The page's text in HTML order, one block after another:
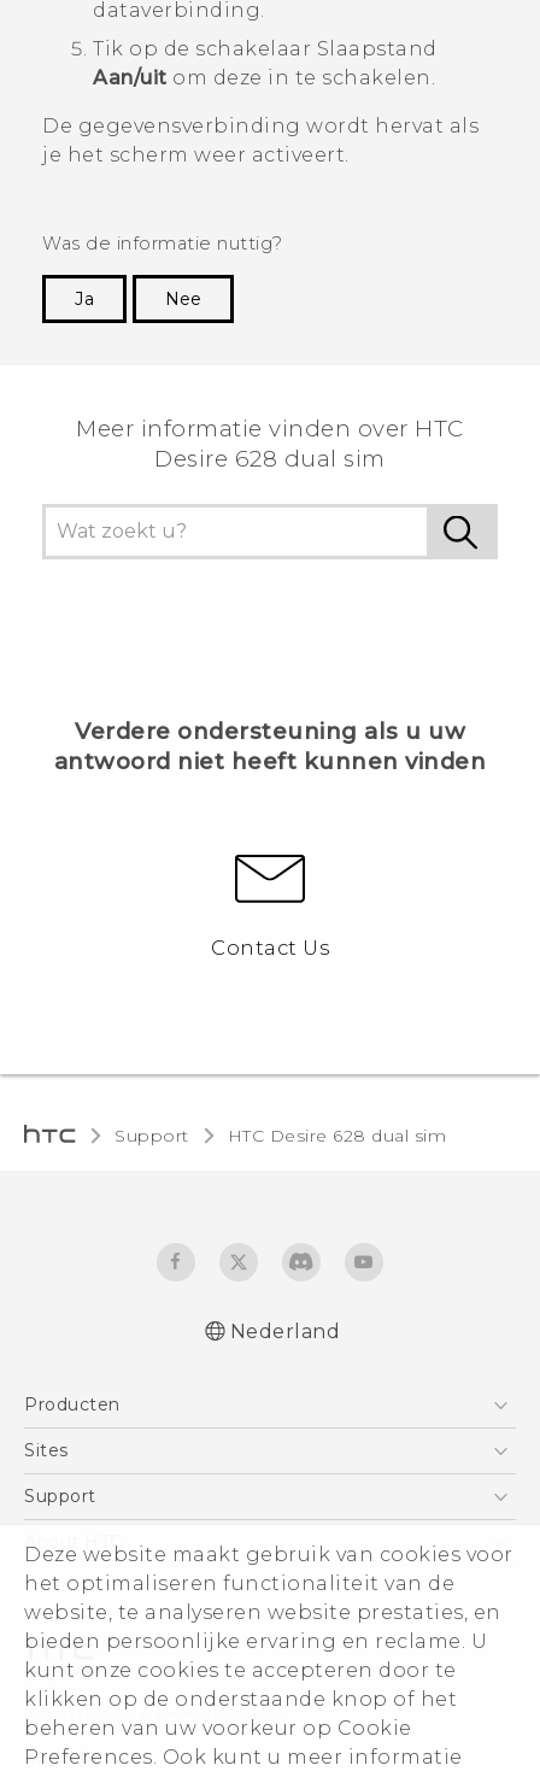
Deze website maakt gebruik van cookies voor
het optimaliseren functionaliteit van de
website, te analyseren website prestaties, en
bieden persoonlijke ervaring en reclame. U
kunt onze cookies te accepteren door te
klikken op de onderstaande knop of het
beheren van uw voorkeur op Cookie
Preferences. Ook kunt u meer informatie
dataverbinding.
Tik op de schakelaar Slaapstand
Aan/uit om deze in te schakelen.
De gegevensverbinding wordt hervat als
je het scherm weer activeert.
Was de informatie nuttig?
Ja
Nee
Meer informatie vinden over HTC
Desire 628 dual sim
Verdere ondersteuning als u uw
antwoord niet heeft kunnen vinden
Contact Us
Support HTC Desire 628 dual sim‎
Nederlands - Gebruikershandleiding
wettelijke voorschriften
Deutsch - Informationen zur Sicherheit und
behördliche Bestimmungen
English - Quick start guide
English - User manual
English - Safety and regulatory guide
Nederland
Producten
Telefoons
Vive
Accessoires
Sites
HTC Vive
Aan de slag
Support
Support voor eCommerce
About HTC
ESG
Informatie over het bedrijf
Voor beleggers (engels)
Cookie Preferences
Vacatures
Security and Privacy Whitepaper
© 2011-2026 HTC Corporation
Legal terms